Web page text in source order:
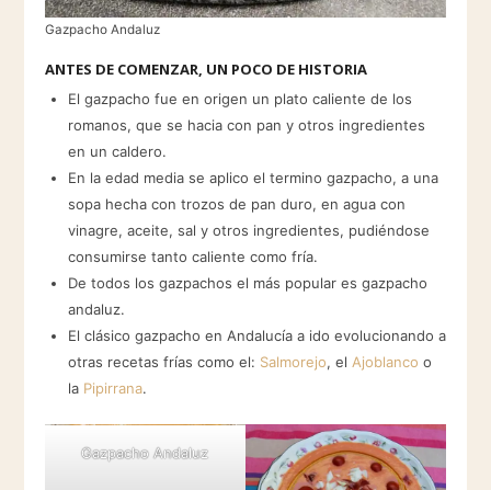
Gazpacho Andaluz
ANTES DE COMENZAR, UN POCO DE HISTORIA
El gazpacho fue en origen un plato caliente de los
romanos, que se hacia con pan y otros ingredientes
en un caldero.
En la edad media se aplico el termino gazpacho, a una
sopa hecha con trozos de pan duro, en agua con
vinagre, aceite, sal y otros ingredientes, pudiéndose
consumirse tanto caliente como fría.
De todos los gazpachos el más popular es gazpacho
andaluz.
El clásico gazpacho en Andalucía a ido evolucionando a
otras recetas frías como el: Salmorejo, el Ajoblanco o
la Pipirrana.
Gazpacho Andaluz